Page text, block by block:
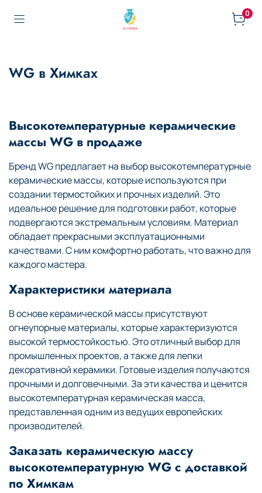
0
WG в Химках
Высокотемпературные керамические
массы WG в продаже
Бренд WG предлагает на выбор высокотемпературные
керамические массы, которые используются при
создании термостойких и прочных изделий. Это
идеальное решение для подготовки работ, которые
подвергаются экстремальным условиям. Материал
обладает прекрасными эксплуатационными
качествами. С ним комфортно работать, что важно для
каждого мастера.
Характеристики материала
В основе керамической массы присутствуют
огнеупорные материалы, которые характеризуются
высокой термостойкостью. Это отличный выбор для
промышленных проектов, а также для лепки
декоративной керамики. Готовые изделия получаются
прочными и долговечными. За эти качества и ценится
высокотемпературная керамическая масса,
представленная одним из ведущих европейских
производителей.
Заказать керамическую массу
высокотемпературную WG с доставкой
по Химкам